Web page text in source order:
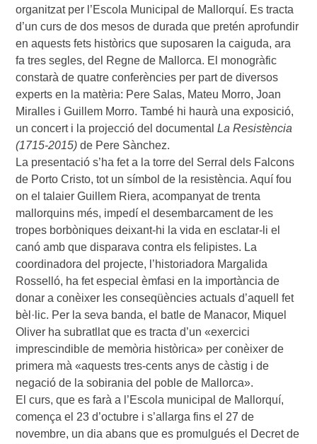
organitzat per l’Escola Municipal de Mallorquí. Es tracta
d’un curs de dos mesos de durada que pretén aprofundir
en aquests fets històrics que suposaren la caiguda, ara
fa tres segles, del Regne de Mallorca. El monogràfic
constarà de quatre conferències per part de diversos
experts en la matèria: Pere Salas, Mateu Morro, Joan
Miralles i Guillem Morro. També hi haurà una exposició,
un concert i la projecció del documentalLa Resistència
(1715-2015) de Pere Sànchez.
La presentació s’ha fet a la torre del Serral dels Falcons
de Porto Cristo, tot un símbol de la resistència. Aquí fou
on el talaier Guillem Riera, acompanyat de trenta
mallorquins més, impedí el desembarcament de les
tropes borbòniques deixant-hi la vida en esclatar-li el
canó amb que disparava contra els felipistes. La
coordinadora del projecte, l’historiadora Margalida
Rosselló, ha fet especial èmfasi en la importància de
donar a conèixer les conseqüències actuals d’aquell fet
bèl·lic. Per la seva banda, el batle de Manacor, Miquel
Oliver ha subratllat que es tracta d’un «exercici
imprescindible de memòria històrica» per conèixer de
primera mà «aquests tres-cents anys de càstig i de
negació de la sobirania del poble de Mallorca».
El curs, que es farà a l’Escola municipal de Mallorquí,
comença el 23 d’octubre i s’allarga fins el 27 de
novembre, un dia abans que es promulgués el Decret de